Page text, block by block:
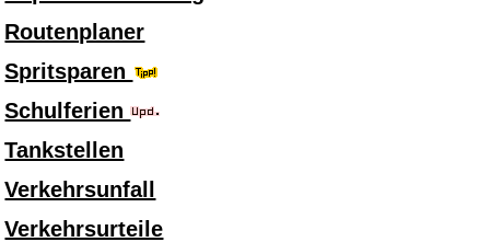
Routenplaner
Spritsparen
Schulferien
Tankstellen
Verkehrsunfall
Verkehrsurteile